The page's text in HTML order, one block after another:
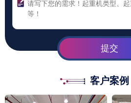
提交
客户案例